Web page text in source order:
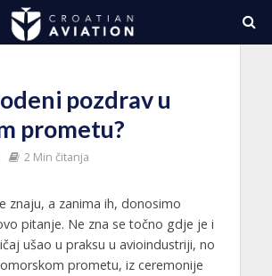
pozdrav u
prometu?
2 Min čitanja
znaju, a zanima ih, donosimo
pitanje. Ne zna se točno gdje je i
ušao u praksu u avioindustriji, no
prometu, iz ceremonije